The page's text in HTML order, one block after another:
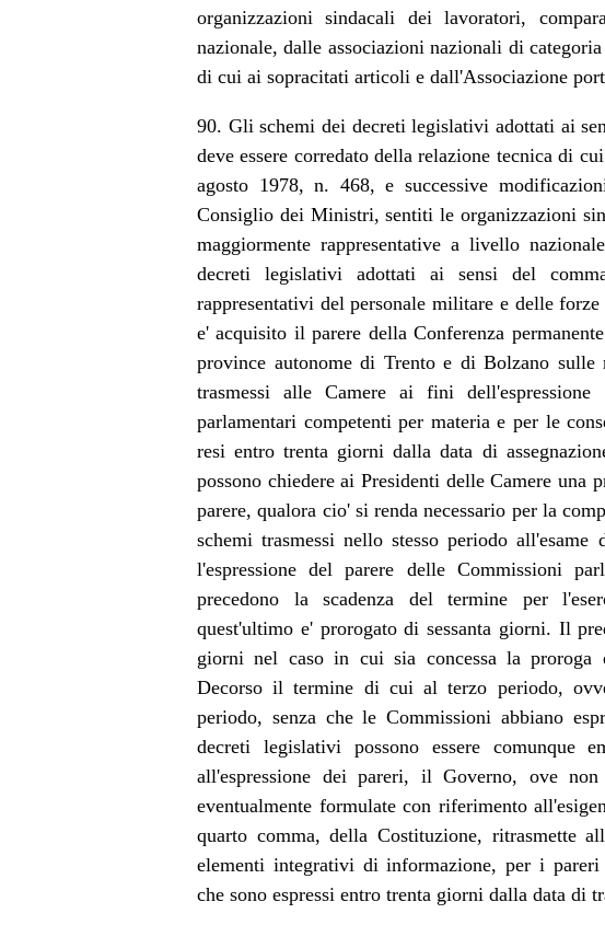
organizzazioni sindacali dei lavoratori,
nazionale, dalle associazioni nazionali di
di cui ai sopracitati articoli e dall'Associazione
90. Gli schemi dei decreti legislativi adottati ai
deve essere corredato della relazione tecnica di
agosto 1978, n. 468, e successive
Consiglio dei Ministri, sentiti le organizzazioni
maggiormente rappresentative a livello
decreti legislativi adottati ai sensi del
rappresentativi del personale militare e delle
e' acquisito il parere della Conferenza
province autonome di Trento e di Bolzano sulle
trasmessi alle Camere ai fini
parlamentari competenti per materia e per le
resi entro trenta giorni dalla data di
possono chiedere ai Presidenti delle Camere una
parere, qualora cio' si renda necessario per la
schemi trasmessi nello stesso periodo
l'espressione del parere delle Commissioni
precedono la scadenza del termine per
quest'ultimo e' prorogato di sessanta giorni. Il
giorni nel caso in cui sia concessa la proroga
Decorso il termine di cui al terzo periodo,
periodo, senza che le Commissioni abbiano
decreti legislativi possono essere comunque
all'espressione dei pareri, il Governo, ove
eventualmente formulate con riferimento
quarto comma, della Costituzione, ritrasmette
elementi integrativi di informazione, per i
che sono espressi entro trenta giorni dalla data di